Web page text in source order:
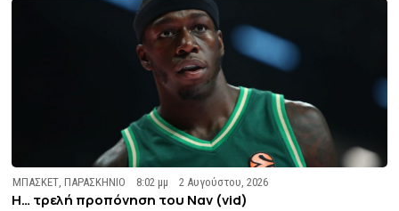
ΜΠΑΣΚΕΤ,ΠΑΡΑΣΚΗΝΙΟ 8:02 μμ 2 Αυγούστου, 2026
Η… τρελή προπόνηση του Ναν (vid)